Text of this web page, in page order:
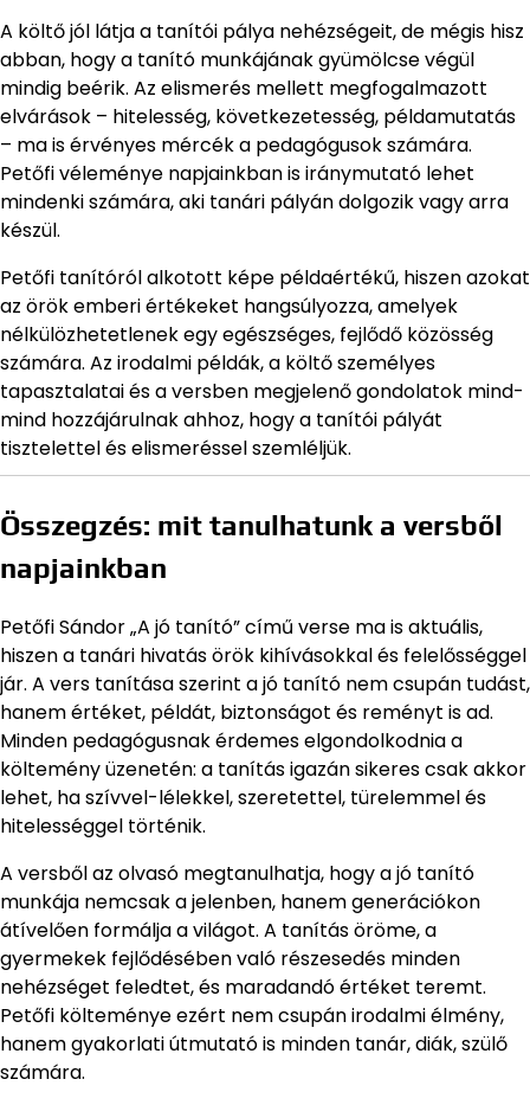
A költő jól látja a tanítói pálya nehézségeit, de mégis hisz
abban, hogy a tanító munkájának gyümölcse végül
mindig beérik. Az elismerés mellett megfogalmazott
elvárások – hitelesség, következetesség, példamutatás
– ma is érvényes mércék a pedagógusok számára.
Petőfi véleménye napjainkban is iránymutató lehet
mindenki számára, aki tanári pályán dolgozik vagy arra
készül.
Petőfi tanítóról alkotott képe példaértékű, hiszen azokat
az örök emberi értékeket hangsúlyozza, amelyek
nélkülözhetetlenek egy egészséges, fejlődő közösség
számára. Az irodalmi példák, a költő személyes
tapasztalatai és a versben megjelenő gondolatok mind-
mind hozzájárulnak ahhoz, hogy a tanítói pályát
tisztelettel és elismeréssel szemléljük.
Összegzés: mit tanulhatunk a versből
napjainkban
Petőfi Sándor „A jó tanító” című verse ma is aktuális,
hiszen a tanári hivatás örök kihívásokkal és felelősséggel
jár. A vers tanítása szerint a jó tanító nem csupán tudást,
hanem értéket, példát, biztonságot és reményt is ad.
Minden pedagógusnak érdemes elgondolkodnia a
költemény üzenetén: a tanítás igazán sikeres csak akkor
lehet, ha szívvel-lélekkel, szeretettel, türelemmel és
hitelességgel történik.
A versből az olvasó megtanulhatja, hogy a jó tanító
munkája nemcsak a jelenben, hanem generációkon
átívelően formálja a világot. A tanítás öröme, a
gyermekek fejlődésében való részesedés minden
nehézséget feledtet, és maradandó értéket teremt.
Petőfi költeménye ezért nem csupán irodalmi élmény,
hanem gyakorlati útmutató is minden tanár, diák, szülő
számára.